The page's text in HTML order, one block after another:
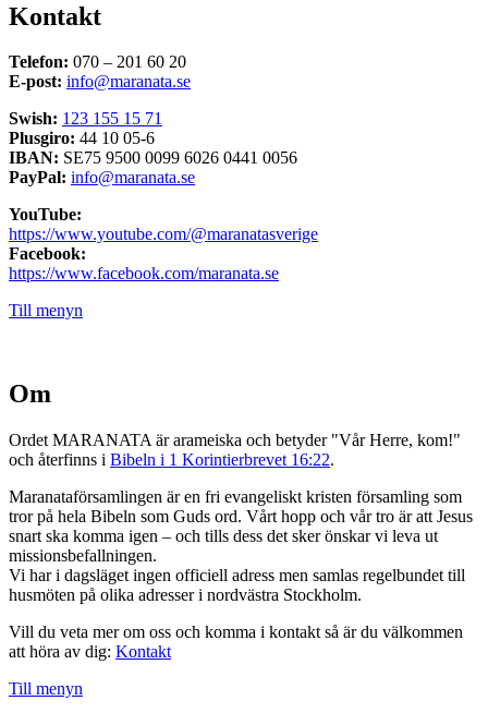
Kontakt
Telefon: 070 – 201 60 20
E-post: info@maranata.se
Swish: 123 155 15 71
Plusgiro: 44 10 05-6
IBAN: SE75 9500 0099 6026 0441 0056
PayPal: info@maranata.se
YouTube:
https://www.youtube.com/@maranatasverige
Facebook:
https://www.facebook.com/maranata.se
Till menyn
Om
Ordet MARANATA är arameiska och betyder "Vår Herre, kom!"
och återfinns i Bibeln i 1 Korintierbrevet 16:22.
Maranataförsamlingen är en fri evangeliskt kristen församling som
tror på hela Bibeln som Guds ord. Vårt hopp och vår tro är att Jesus
snart ska komma igen – och tills dess det sker önskar vi leva ut
missionsbefallningen.
Vi har i dagsläget ingen officiell adress men samlas regelbundet till
husmöten på olika adresser i nordvästra Stockholm.
Vill du veta mer om oss och komma i kontakt så är du välkommen
att höra av dig: Kontakt
Till menyn